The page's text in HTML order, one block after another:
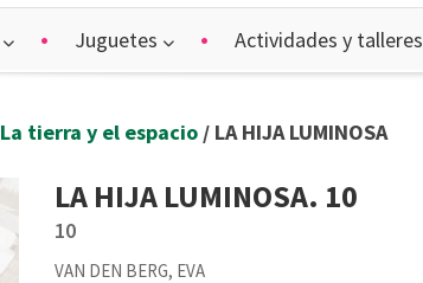
Juguetes Actividades y talleres
La tierra y el espacio / LA HIJA LUMINOSA
LA HIJA LUMINOSA. 10
10
VAN DEN BERG, EVA